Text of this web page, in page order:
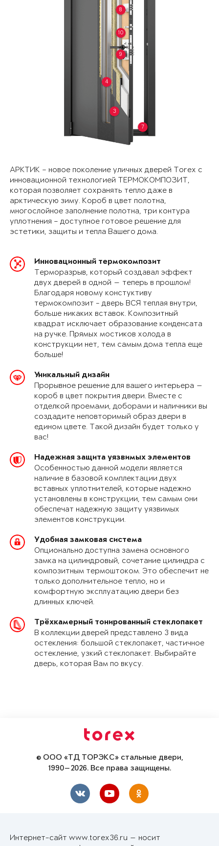
3
4
7
8
9
10
АРКТИК – новое поколение уличных дверей Torex с
инновационной технологией ТЕРМОКОМПОЗИТ,
которая позволяет сохранять тепло даже в
арктическую зиму. Короб в цвет полотна,
многослойное заполнение полотна, три контура
уплотнения – доступное готовое решение для
эстетики, защиты и тепла Вашего дома.
Инновационный термокомпозит
Терморазрыв, который создавал эффект
двух дверей в одной — теперь в прошлом!
Благодаря новому констуктиву
термокомпозит - дверь ВСЯ теплая внутри,
больше никаких вставок. Композитный
квадрат исключает образование конденсата
на ручке. Прямых мостиков холода в
конструкции нет, тем самым дома тепла еще
больше!
Уникальный дизайн
Прорывное решение для вашего интерьера —
короб в цвет покрытия двери. Вместе с
отделкой проемами, доборами и наличники вы
создадите неповторимый образ двери в
едином цвете. Такой дизайн будет только у
вас!
Надежная защита уязвимых элементов
Особенностью данной модели является
наличие в базовой комплектации двух
вставных уплотнителей, которые надежно
установлены в конструкции, тем самым они
обеспечат надежную защиту уязвимых
элементов конструкции.
Удобная замковая система
Опционально доступна замена основного
замка на цилиндровый, сочетание цилиндра с
композитным термоштоком. Это обеспечит не
только дополнительное тепло, но и
комфортную эксплуатацию двери без
длинных ключей.
Трёхкамерный тонированный стеклопакет
В коллекции дверей представлено 3 вида
остекления: большой стеклопакет, частичное
остекление, узкий стеклопакет. Выбирайте
дверь, которая Вам по вкусу.
© ООО «ТД ТОРЭКС» стальные двери,
1990—2026. Все права защищены.
Интернет-сайт www.torex36.ru — носит